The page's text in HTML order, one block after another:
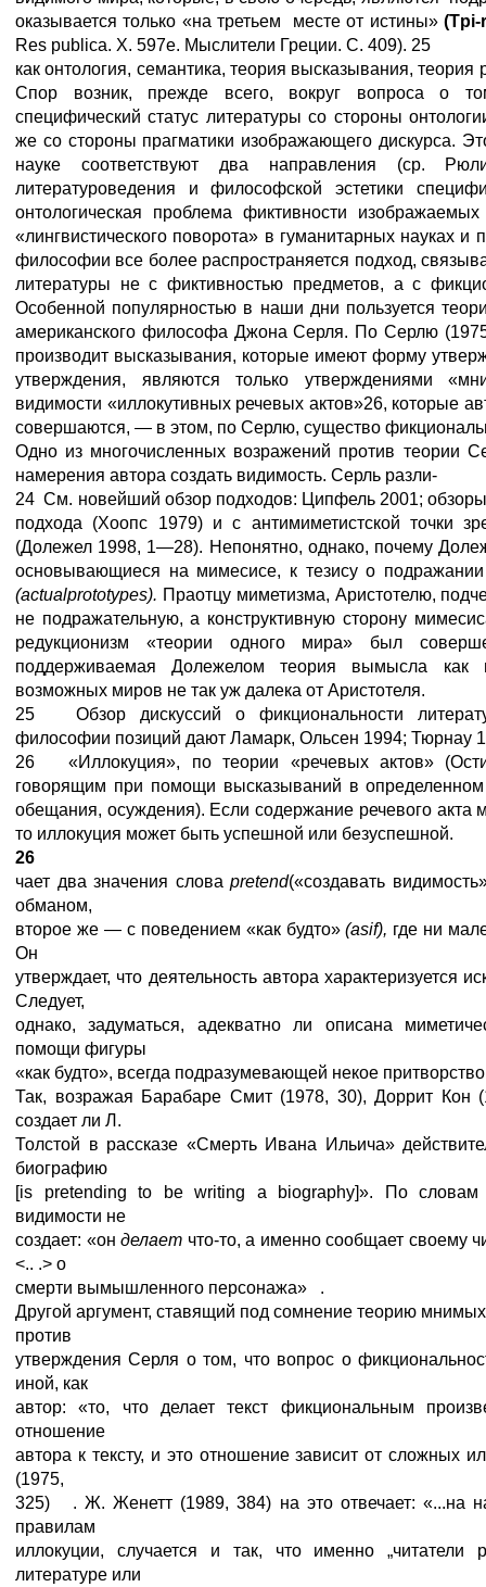
оказывается только «на третьем месте от истины»(Tpi-
Res publica. X. 597e. Мыслители Греции. С. 409). 25
как онтология, семантика, теория высказывания, теория
Спор возник, прежде всего, вокруг вопроса о
специфический статус литературы со стороны
же со стороны прагматики изображающего дискурса.
науке соответствуют два направления (ср.
литературоведения и философской эстетики
онтологическая проблема фиктивности
«лингвистического поворота» в гуманитарных науках и
философии все более распространяется подход,
литературы не с фиктивностью предметов, а с
Особенной популярностью в наши дни пользуется
американского философа Джона Серля. По Серлю
производит высказывания, которые имеют форму
утверждения, являются только утверждениями
видимости «иллокутивных речевых актов»26, которые
совершаются, — в этом, по Серлю, существо
Одно из многочисленных возражений против теории
намерения автора создать видимость. Серль разли-
24 См. новейший обзор подходов: Ципфель 2001; обзоры
подхода (Хоопс 1979) и с антимиметистской точки
(Долежел 1998, 1—28). Непонятно, однако, почему
основывающиеся на мимесисе, к тезису о подражании
(actualprototypes). Праотцу миметизма, Аристотелю,
не подражательную, а конструктивную сторону
редукционизм «теории одного мира» был
поддерживаемая Долежелом теория вымысла как
возможных миров не так уж далека от Аристотеля.
25 Обзор дискуссий о фикциональности
философии позиций дают Ламарк, Ольсен 1994; Тюрнау
26 «Иллокуция», по теории «речевых актов»
говорящим при помощи высказываний в определенном
обещания, осуждения). Если содержание речевого
то иллокуция может быть успешной или безуспешной.
26
чает два значения словаpretend(«создавать
обманом,
второе же — с поведением «как будто»(asif), где ни
Он
утверждает, что деятельность автора характеризуется
Следует,
однако, задуматься, адекватно ли описана
помощи фигуры
«как будто», всегда подразумевающей некое
Так, возражая Барабаре Смит (1978, 30), Доррит Кон
создает ли Л.
Толстой в рассказе «Смерть Ивана Ильича»
биографию
[is pretending to be writing a biography]». По словам
видимости не
создает: «он делает что-то, а именно сообщает своему
<.. .> о
смерти вымышленного персонажа» .
Другой аргумент, ставящий под сомнение теорию
против
утверждения Серля о том, что вопрос о
иной, как
автор: «то, что делает текст фикциональным
отношение
автора к тексту, и это отношение зависит от сложных
(1975,
325) . Ж. Женетт (1989, 384) на это отвечает: «...на
правилам
иллокуции, случается и так, что именно „читатели
литературе или